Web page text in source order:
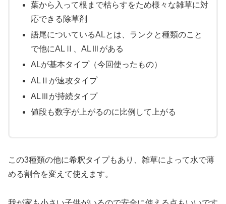
葉から入って根まで枯らすをため様々な雑草に対
応できる除草剤
語尾についているALとは、ランクと種類のこと
で他にALⅡ、ALⅢがある
ALが基本タイプ（今回使ったもの）
ALⅡが速攻タイプ
ALⅢが持続タイプ
値段も数字が上がるのに比例して上がる
この3種類の他に希釈タイプもあり、雑草によって水で薄
める割合を変えて使えます。